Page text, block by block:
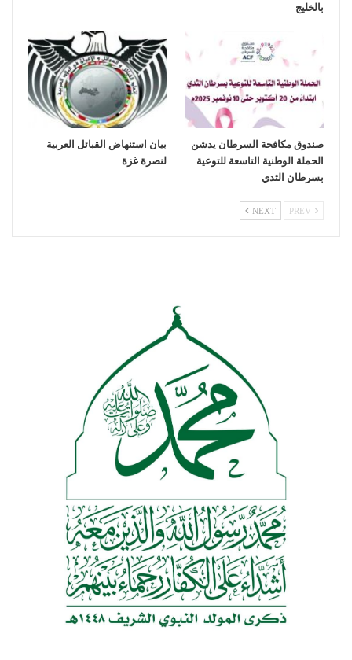
بالخليج
صندوق مكافحة السرطان يدشن
الحملة الوطنية التاسعة للتوعية
بسرطان الثدي
بيان استنهاض القبائل العربية
لنصرة غزة
NEXT